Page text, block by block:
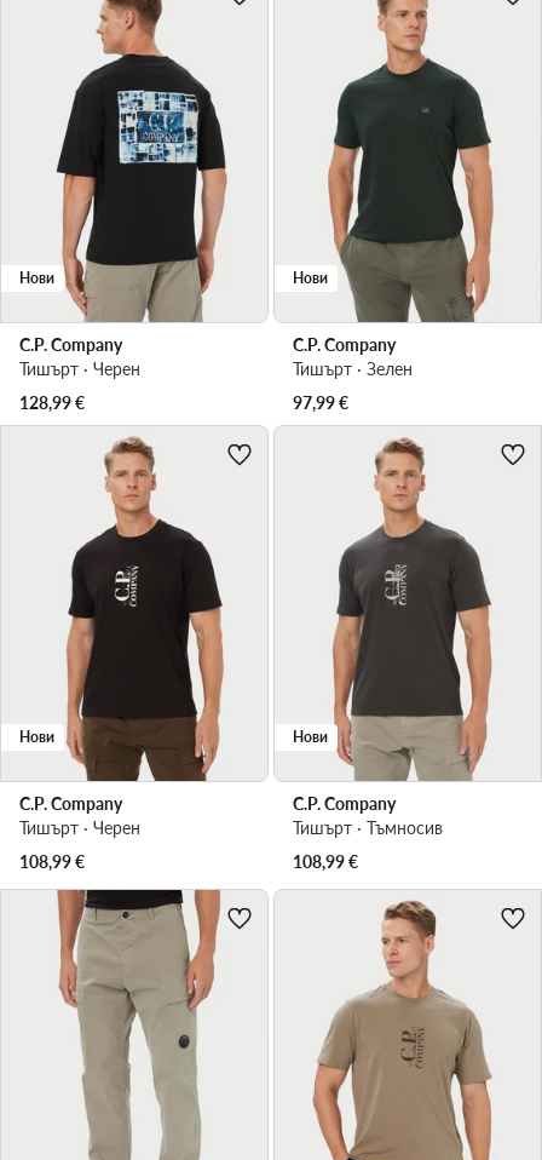
Нови
C.P. Company
Тишърт · Черен
128,99€
Нови
C.P. Company
Тишърт · Зелен
97,99€
Нови
C.P. Company
Тишърт · Черен
108,99€
Нови
C.P. Company
Тишърт · Тъмносив
108,99€